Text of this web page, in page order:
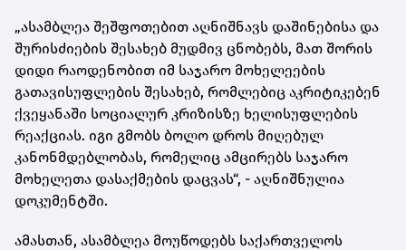
„ასამბლეა შეშფოთებით აღნიშნავს დაშინებისა და
შურისძიების შესახებ მუდმივ ცნობებს, მათ შორის
დიდი რაოდენობით იმ საჯარო მოხელეების
გათავისუფლების შესახებ, რომლებიც აკრიტიკებენ
ქვეყანაში სოციალურ კრიზისზე ხელისუფლების
რეაქციას. იგი გმობს ბოლო დროს მიღებულ
კანონმდებლობას, რომელიც ამცირებს საჯარო
მოხელეთა დასაქმების დაცვას“, - აღნიშნულია
დოკუმენტში.
ამასთან, ასამბლეა მოუწოდებს საქართველოს